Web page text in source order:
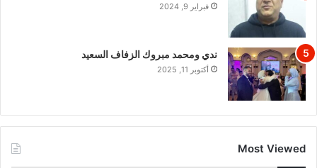
فبراير 9, 2024
ندي ومحمد مبروك الزفاف السعيد
أكتوبر 11, 2025
Most Viewed